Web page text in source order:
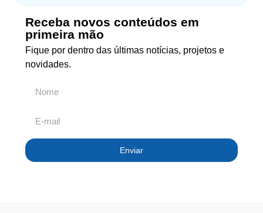
Receba novos conteúdos em
primeira mão
Fique por dentro das últimas notícias, projetos e
novidades.
Enviar